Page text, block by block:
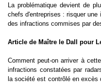
La problématique devient de
chefs d'entreprises : risquer une
des infractions commises par
Article de Maître le Dall pour
Comment peut-on arriver à
infractions constatées par
la société est contrôlé en